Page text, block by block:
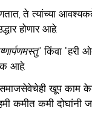
ते त्यांच्या
होणार आहे.
" किंवा "हरी
आहे.
खूप काम
कमीत कमी